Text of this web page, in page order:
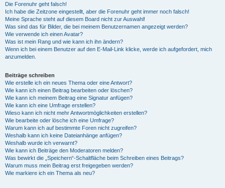
Die Forenuhr geht falsch!
Ich habe die Zeitzone eingestellt, aber die Forenuhr geht immer noch falsch!
Meine Sprache steht auf diesem Board nicht zur Auswahl!
Was sind das für Bilder, die bei meinem Benutzernamen angezeigt werden?
Wie verwende ich einen Avatar?
Was ist mein Rang und wie kann ich ihn ändern?
Wenn ich bei einem Benutzer auf den E-Mail-Link klicke, werde ich aufgefordert, mich
anzumelden.
Beiträge schreiben
Wie erstelle ich ein neues Thema oder eine Antwort?
Wie kann ich einen Beitrag bearbeiten oder löschen?
Wie kann ich meinem Beitrag eine Signatur anfügen?
Wie kann ich eine Umfrage erstellen?
Wieso kann ich nicht mehr Antwortmöglichkeiten erstellen?
Wie bearbeite oder lösche ich eine Umfrage?
Warum kann ich auf bestimmte Foren nicht zugreifen?
Weshalb kann ich keine Dateianhänge anfügen?
Weshalb wurde ich verwarnt?
Wie kann ich Beiträge den Moderatoren melden?
Was bewirkt die „Speichern“-Schaltfläche beim Schreiben eines Beitrags?
Warum muss mein Beitrag erst freigegeben werden?
Wie markiere ich ein Thema als neu?